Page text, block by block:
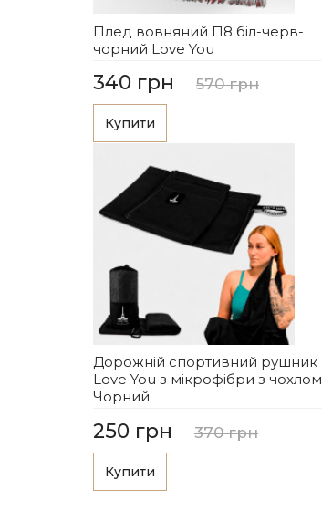
Плед вовняний П8 біл-черв-
чорний Love You
340 грн 570 грн
Купити
Дорожній спортивний рушник
Love You з мікрофібри з чохлом
Чорний
250 грн 370 грн
Купити